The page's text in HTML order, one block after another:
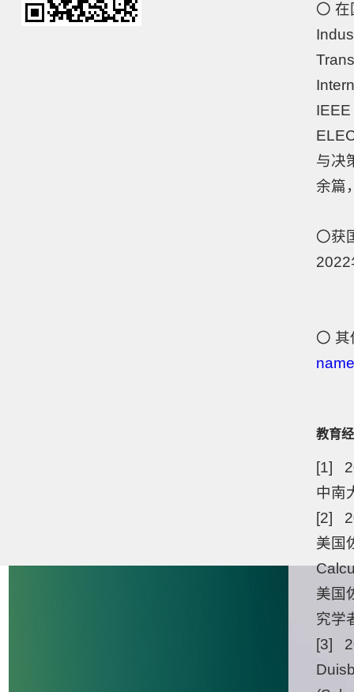
〇
与决
余篇
〇获
2022
〇
name
教育
[1]
中南
[2]
美国
美国
究学
[3]